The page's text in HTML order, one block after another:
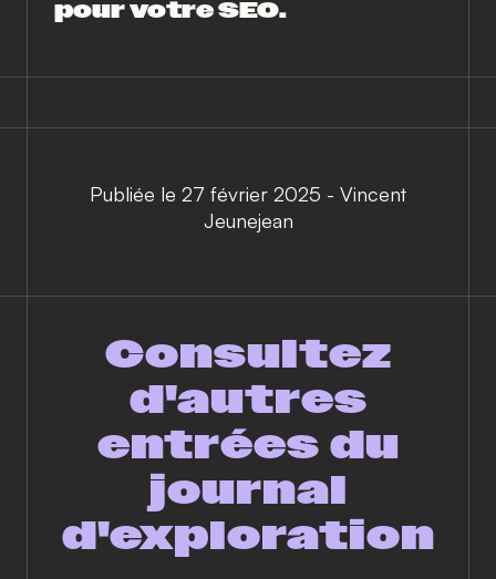
pour votre SEO.
Publiée le 27 février 2025 - Vincent
Jeunejean
Consultez
d'autres
entrées du
journal
d'exploration